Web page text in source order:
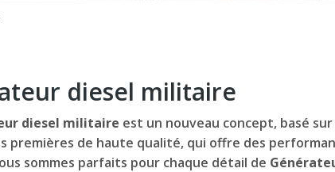
diesel militaire
diesel militaire est un nouveau concept, basé
premières de haute qualité, qui offre des
sommes parfaits pour chaque détail de